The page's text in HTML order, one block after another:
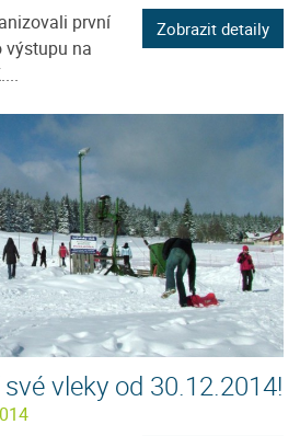
první
výstupu na
Zobrazit detaily
vleky od 30.12.2014!